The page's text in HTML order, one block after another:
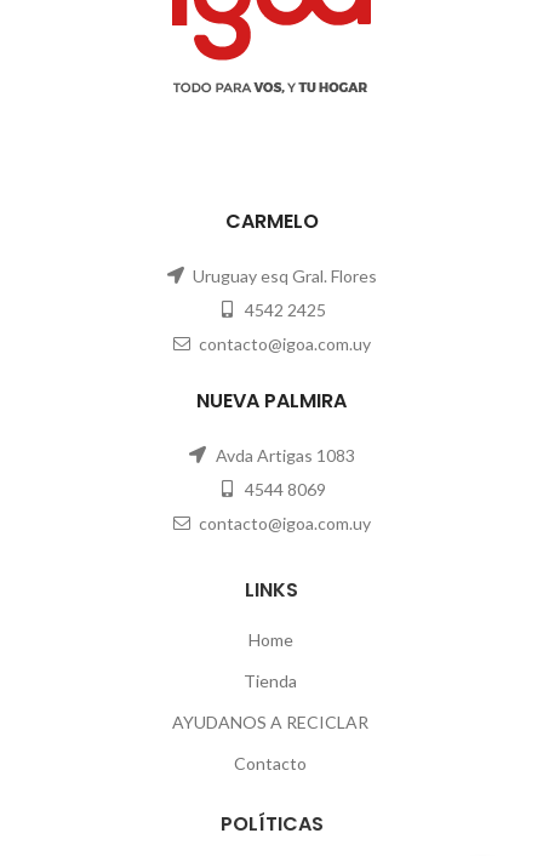
CARMELO
Uruguay esq Gral. Flores
4542 2425
contacto@igoa.com.uy
NUEVA PALMIRA
Avda Artigas 1083
4544 8069
contacto@igoa.com.uy
LINKS
Home
Tienda
AYUDANOS A RECICLAR
Contacto
POLÍTICAS